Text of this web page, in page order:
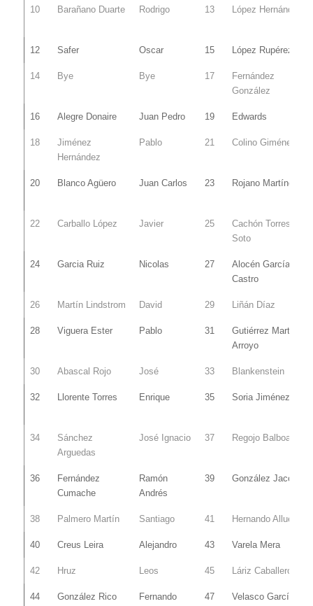
10 Barañano Duarte Rodrigo 13 López Hernández
12 Safer Oscar 15 López Rupérez
14 Bye Bye 17
Fernández
González
16 Alegre Donaire Juan Pedro 19 Edwards
18
Jiménez
Hernández
Pablo 21 Colino Giménez
20 Blanco Agüero Juan Carlos 23 Rojano Martínez
22 Carballo López Javier 25
Cachón Torres-
Soto
24 Garcia Ruiz Nicolas 27
Alocén García-
Castro
26 Martín Lindstrom David 29 Liñán Díaz
28 Viguera Ester Pablo 31
Gutiérrez Martín-
Arroyo
30 Abascal Rojo José 33 Blankenstein
32 Llorente Torres Enrique 35 Soria Jiménez
34
Sánchez
Arguedas
José Ignacio 37 Regojo Balboa
36
Fernández
Cumache
Ramón
Andrés
39 González Jacob
38 Palmero Martín Santiago 41 Hernando Allue
40 Creus Leira Alejandro 43 Varela Mera
42 Hruz Leos 45 Láriz Caballero
44 González Rico Fernando 47 Velasco García